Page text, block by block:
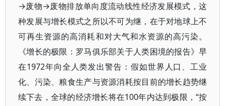
→废物→废物排放单向度流动线性经济发展模式，这
种发展与增长模式之所以不可为继，在于对地球上不
可再生资源的高消耗和对大气和水资源的高污染。
《增长的极限：罗马俱乐部关于人类困境的报告》早
在1972年向全人类发出警告：假如世界人口、工业
化、污染、粮食生产与资源消耗按目前的增长趋势继
续下去，全球的经济增长将在100年内达到极限，“按